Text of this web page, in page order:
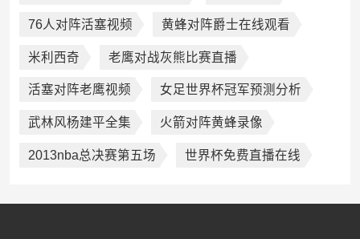
76人对阵活塞视频 黄蜂对阵爵士在线观看
米利西奇 老鹰对战灰熊比赛直播
活塞对阵老鹰视频 女足世界杯冠军预测分析
武林风杨建平全集 火箭对阵黄蜂录像
2013nba总决赛第五场 世界杯免费直播在线